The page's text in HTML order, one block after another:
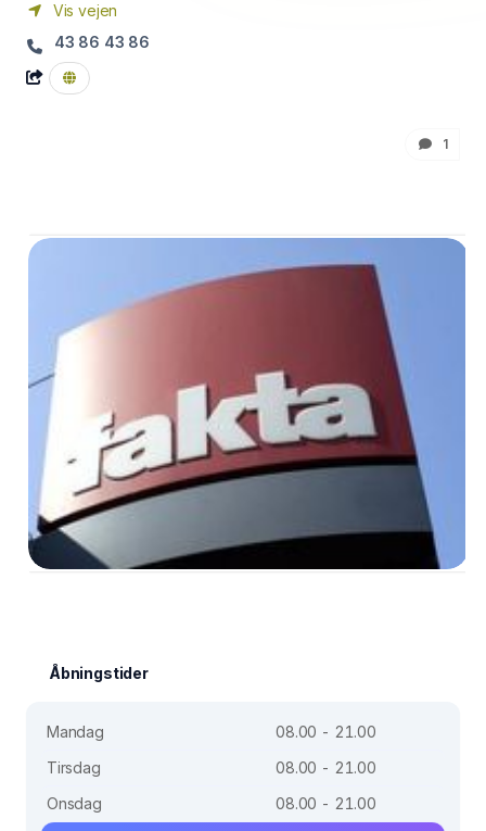
Vis vejen
43 86 43 86
1
Åbningstider
Mandag
08.00 - 21.00
Tirsdag
08.00 - 21.00
Onsdag
08.00 - 21.00